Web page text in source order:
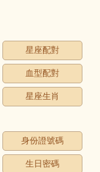
星座配對
血型配對
星座生肖
身份證號碼
生日密碼